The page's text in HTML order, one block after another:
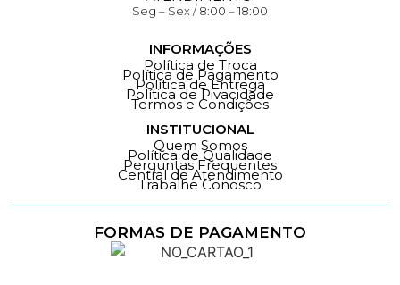
Seg – Sex / 8:00 – 18:00
INFORMAÇÕES
Política de Troca
Política de Pagamento
Política de Entrega
Política de Pivacidade
Termos e Condições
INSTITUCIONAL
Quem Somos
Política de Qualidade
Perguntas Frequentes
Central de Atendimento
Trabalhe Conosco
FORMAS DE PAGAMENTO